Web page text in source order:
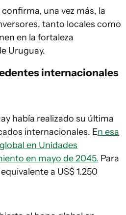
una vez más, la
tanto locales como
en la fortaleza
Uruguay.
internacionales
había realizado su última
internacionales. En esa
en Unidades
en mayo de 2045. Para
a US$ 1.250